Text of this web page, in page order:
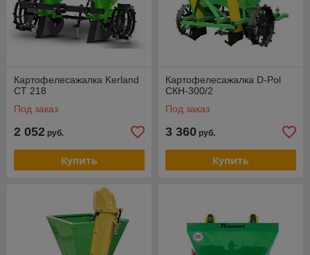
Картофелесажалка Kerland
CT 218
Под заказ
2 052 руб.
Купить
Картофелесажалка D-Pol
СКН-300/2
Под заказ
3 360 руб.
Купить